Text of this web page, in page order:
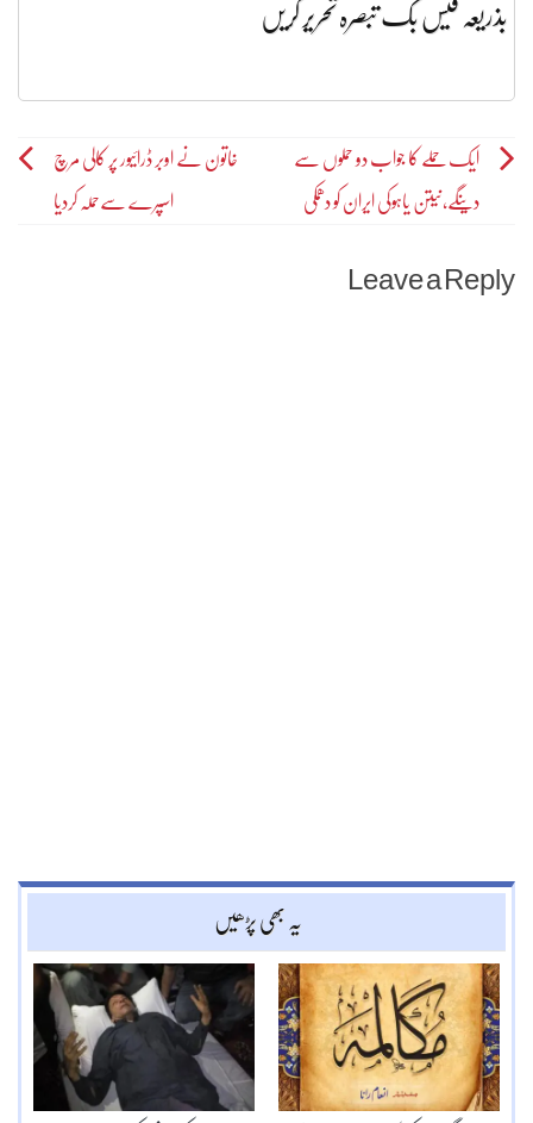
بذریعہ فیس بک تبصرہ تحریر کریں
Post
navigation
ایک حملے کا جواب دو حملوں سے
دینگے،نیتن یاہوکی ایران کو دھمکی
خاتون نے اوبر ڈرائیور پر کالی مرچ
اسپرے سےحملہ کردیا
Leave a Reply
یہ بھی پڑھیں